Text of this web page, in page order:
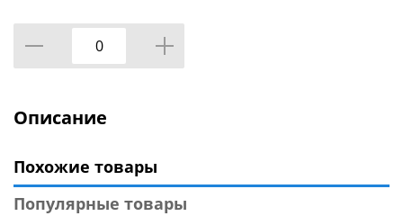
Описание
Похожие товары
Популярные товары